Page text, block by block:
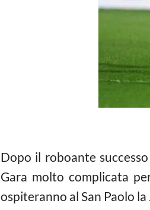
Dopo il roboante
Gara molto complicata
ospiteranno al San Paolo